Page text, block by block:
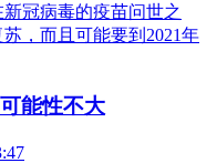
新冠病毒的疫苗问世之
，而且可能要到2021年
能性不大